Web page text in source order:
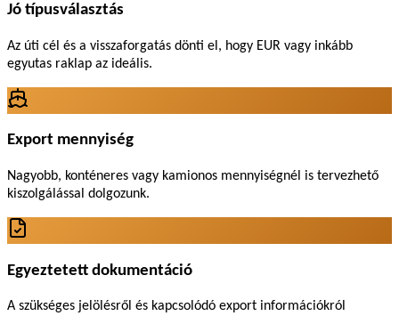
Jó típusválasztás
Az úti cél és a visszaforgatás dönti el, hogy EUR vagy inkább
egyutas raklap az ideális.
Export mennyiség
Nagyobb, konténeres vagy kamionos mennyiségnél is tervezhető
kiszolgálással dolgozunk.
Egyeztetett dokumentáció
A szükséges jelölésről és kapcsolódó export információkról